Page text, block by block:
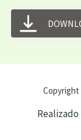
Copyright
Realizado